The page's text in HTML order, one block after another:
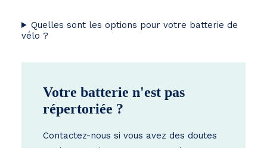
Quelles sont les options pour votre batterie de
vélo ?
Votre batterie n'est pas
répertoriée ?
Contactez-nous si vous avez des doutes